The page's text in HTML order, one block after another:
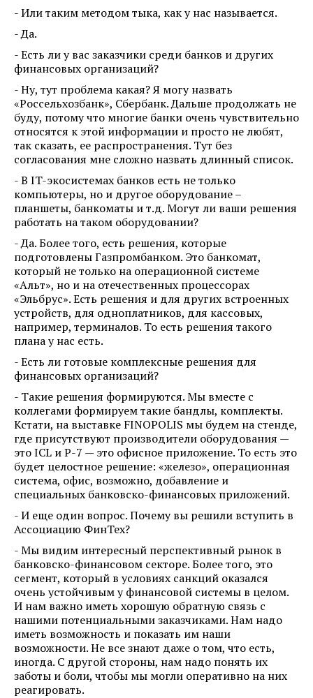
- Или таким методом тыка, как у нас называется.
- Да.
- Есть ли у вас заказчики среди банков и других
финансовых организаций?
- Ну, тут проблема какая? Я могу назвать
«Россельхозбанк», Сбербанк. Дальше продолжать не
буду, потому что многие банки очень чувствительно
относятся к этой информации и просто не любят,
так сказать, ее распространения. Тут без
согласования мне сложно назвать длинный список.
- В IT-экосистемах банков есть не только
компьютеры, но и другое оборудование –
планшеты, банкоматы и т.д. Могут ли ваши решения
работать на таком оборудовании?
- Да. Более того, есть решения, которые
подготовлены Газпромбанком. Это банкомат,
который не только на операционной системе
«Альт», но и на отечественных процессорах
«Эльбрус». Есть решения и для других встроенных
устройств, для одноплатников, для кассовых,
например, терминалов. То есть решения такого
плана у нас есть.
- Есть ли готовые комплексные решения для
финансовых организаций?
- Такие решения формируются. Мы вместе с
коллегами формируем такие бандлы, комплекты.
Кстати, на выставке FINOPOLIS мы будем на стенде,
где присутствуют производители оборудования —
это ICL и Р-7 — это офисное приложение. То есть это
будет целостное решение: «железо», операционная
система, офис, возможно, добавление и
специальных банковско-финансовых приложений.
- И еще один вопрос. Почему вы решили вступить в
Ассоциацию ФинТех?
- Мы видим интересный перспективный рынок в
банковско-финансовом секторе. Более того, это
сегмент, который в условиях санкций оказался
очень устойчивым у финансовой системы в целом.
И нам важно иметь хорошую обратную связь с
нашими потенциальными заказчиками. Нам надо
иметь возможность и показать им наши
возможности. Не все знают даже о том, что есть,
иногда. С другой стороны, нам надо понять их
заботы и боли, чтобы мы могли оперативно на них
реагировать.